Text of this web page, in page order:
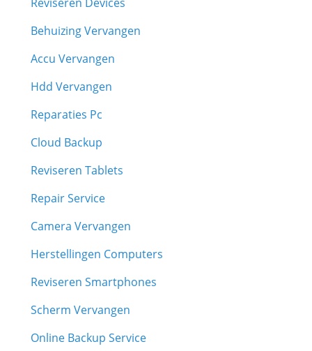
Behuizing Vervangen
Accu Vervangen
Hdd Vervangen
Reparaties Pc
Cloud Backup
Reviseren Tablets
Repair Service
Camera Vervangen
Herstellingen Computers
Reviseren Smartphones
Scherm Vervangen
Online Backup Service